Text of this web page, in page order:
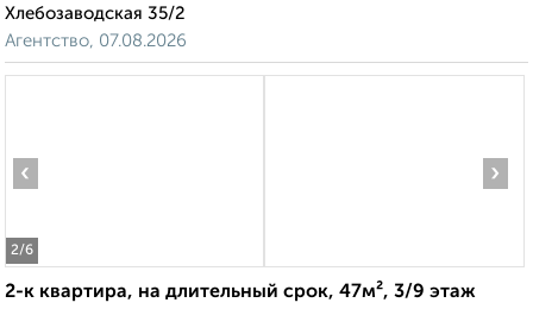
Хлебозаводская 35/2
Агентство, 07.08.2026
2/6
‹ ›
2-к квартира, на длительный срок, 47м², 3/9 этаж